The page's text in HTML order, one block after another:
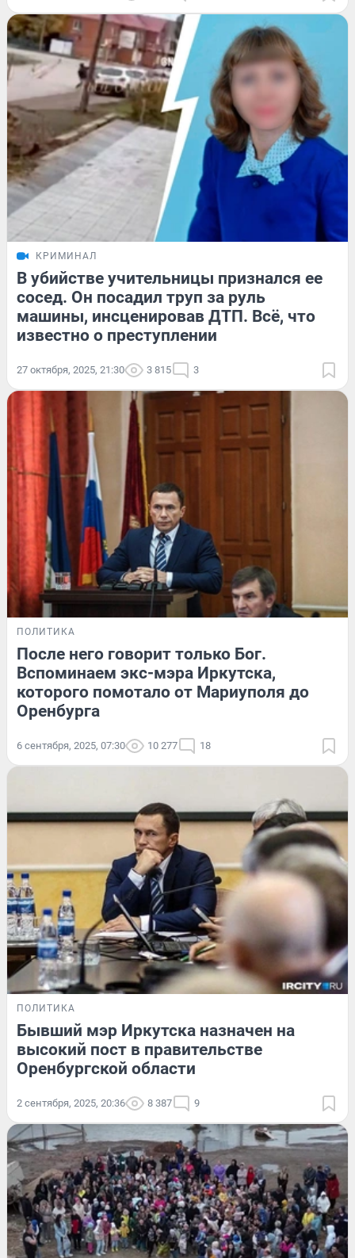
КРИМИНАЛ
В убийстве учительницы признался ее
сосед. Он посадил труп за руль
машины, инсценировав ДТП. Всё, что
известно о преступлении
27 октября, 2025, 21:30 3 815 3
ПОЛИТИКА
После него говорит только Бог.
Вспоминаем экс-мэра Иркутска,
которого помотало от Мариуполя до
Оренбурга
6 сентября, 2025, 07:30 10 277 18
ПОЛИТИКА
Бывший мэр Иркутска назначен на
высокий пост в правительстве
Оренбургской области
2 сентября, 2025, 20:36 8 387 9